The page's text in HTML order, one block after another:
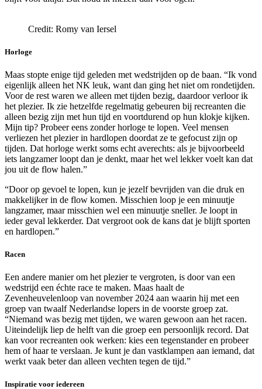
Credit: Romy van Iersel
Horloge
Maas stopte enige tijd geleden met wedstrijden op de baan. “Ik vond
eigenlijk alleen het NK leuk, want dan ging het niet om rondetijden.
Voor de rest waren we alleen met tijden bezig, daardoor verloor ik
het plezier. Ik zie hetzelfde regelmatig gebeuren bij recreanten die
alleen bezig zijn met hun tijd en voortdurend op hun klokje kijken.
Mijn tip? Probeer eens zonder horloge te lopen. Veel mensen
verliezen het plezier in hardlopen doordat ze te gefocust zijn op
tijden. Dat horloge werkt soms echt averechts: als je bijvoorbeeld
iets langzamer loopt dan je denkt, maar het wel lekker voelt kan dat
jou uit de flow halen.”
“Door op gevoel te lopen, kun je jezelf bevrijden van die druk en
makkelijker in de flow komen. Misschien loop je een minuutje
langzamer, maar misschien wel een minuutje sneller. Je loopt in
ieder geval lekkerder. Dat vergroot ook de kans dat je blijft sporten
en hardlopen.”
Racen
Een andere manier om het plezier te vergroten, is door van een
wedstrijd een échte race te maken. Maas haalt de
Zevenheuvelenloop van november 2024 aan waarin hij met een
groep van twaalf Nederlandse lopers in de voorste groep zat.
“Niemand was bezig met tijden, we waren gewoon aan het racen.
Uiteindelijk liep de helft van die groep een persoonlijk record. Dat
kan voor recreanten ook werken: kies een tegenstander en probeer
hem of haar te verslaan. Je kunt je dan vastklampen aan iemand, dat
werkt vaak beter dan alleen vechten tegen de tijd.”
Inspiratie voor iedereen